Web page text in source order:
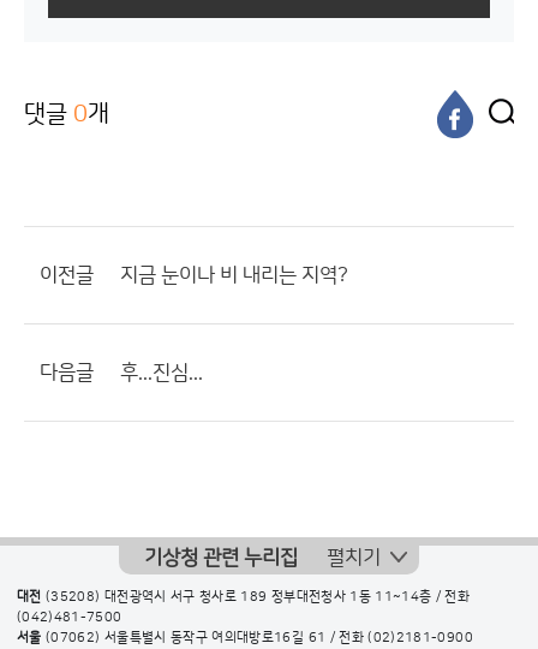
댓글 0개
이전글 지금 눈이나 비 내리는 지역?
다음글 후...진심...
기상청 관련 누리집 펼치기
대전 (35208) 대전광역시 서구 청사로 189 정부대전청사 1동 11~14층 / 전화
(042)481-7500
서울 (07062) 서울특별시 동작구 여의대방로16길 61 / 전화(02)2181-0900